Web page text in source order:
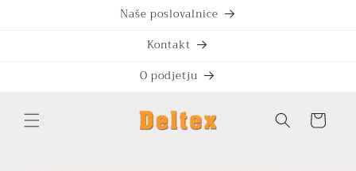
Naše poslovalnice
Kontakt
O podjetju
Košarica